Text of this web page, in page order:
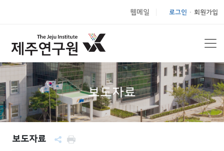
웹메일 로그인 회원가입
보도자료
보도자료